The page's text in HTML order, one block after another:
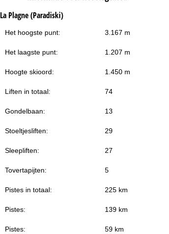
La Plagne (Paradiski)
Het hoogste punt: 3.167 m
Het laagste punt: 1.207 m
Hoogte skioord: 1.450 m
Liften in totaal: 74
Gondelbaan: 13
Stoeltjesliften: 29
Sleepliften: 27
Tovertapijten: 5
Pistes in totaal: 225 km
Pistes: 139 km
Pistes: 59 km